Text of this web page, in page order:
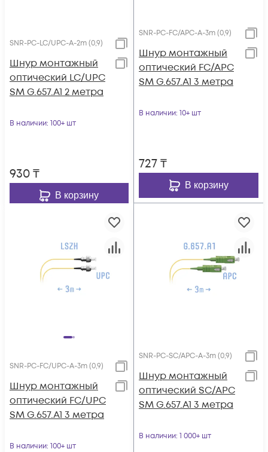
SNR-PC-LC/UPC-A-2m (0,9)
Шнур монтажный
оптический LC/UPC
SM G.657.A1 2 метра
В наличии: 100+ шт
930₸
В корзину
SNR-PC-FC/APC-A-3m (0,9)
Шнур монтажный
оптический FC/APC
SM G.657.A1 3 метра
В наличии: 10+ шт
727₸
В корзину
SNR-PC-FC/UPC-A-3m (0,9)
Шнур монтажный
оптический FC/UPC
SM G.657.A1 3 метра
В наличии: 100+ шт
SNR-PC-SC/APC-A-3m (0,9)
Шнур монтажный
оптический SC/APC
SM G.657.A1 3 метра
В наличии: 1 000+ шт